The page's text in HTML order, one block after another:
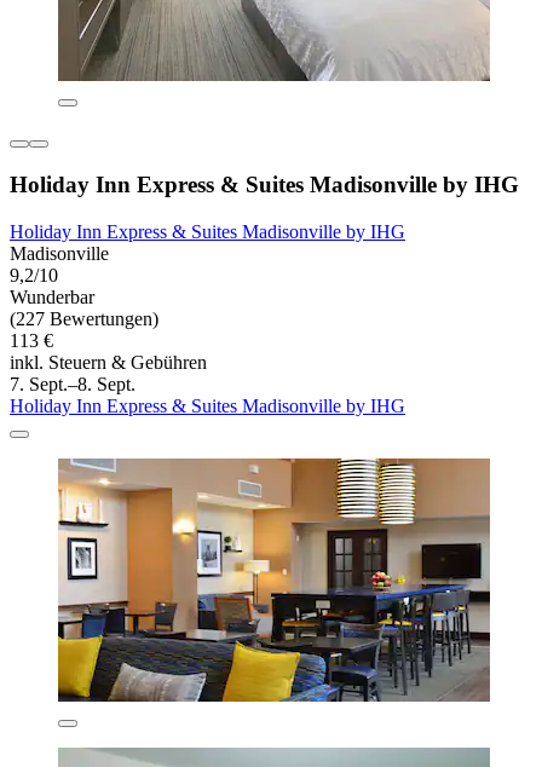
Holiday Inn Express & Suites Madisonville by IHG
Holiday Inn Express & Suites Madisonville by IHG
Madisonville
9,2/10
Wunderbar
(227 Bewertungen)
113 €
inkl. Steuern & Gebühren
7. Sept.–8. Sept.
Holiday Inn Express & Suites Madisonville by IHG